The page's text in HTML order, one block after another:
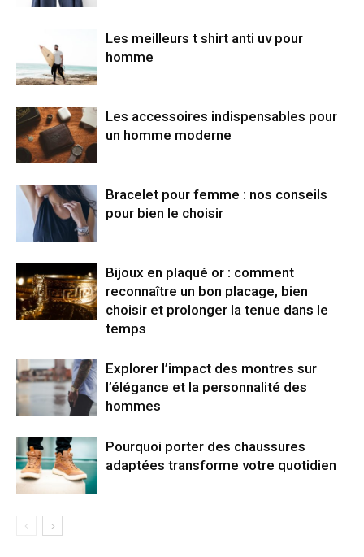
Les meilleurs t shirt anti uv pour
homme
Les accessoires indispensables pour
un homme moderne
Bracelet pour femme : nos conseils
pour bien le choisir
Bijoux en plaqué or : comment
reconnaître un bon placage, bien
choisir et prolonger la tenue dans le
temps
Explorer l’impact des montres sur
l’élégance et la personnalité des
hommes
Pourquoi porter des chaussures
adaptées transforme votre quotidien